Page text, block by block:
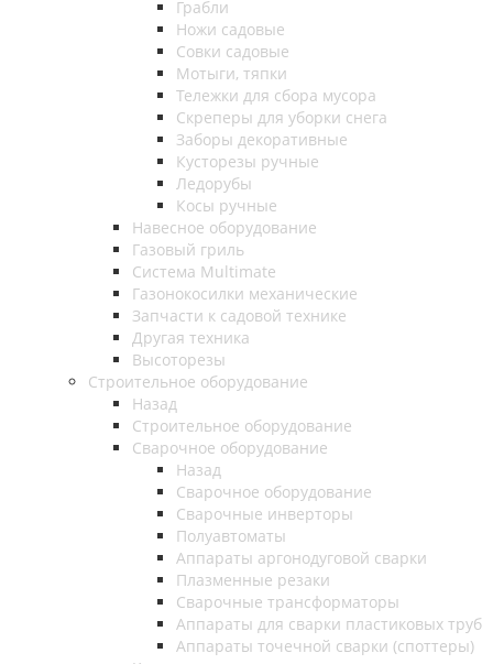
Грабли
Ножи садовые
Совки садовые
Мотыги, тяпки
Тележки для сбора мусора
Скреперы для уборки снега
Заборы декоративные
Кусторезы ручные
Ледорубы
Косы ручные
Навесное оборудование
Газовый гриль
Система Multimate
Газонокосилки механические
Запчасти к садовой технике
Другая техника
Высоторезы
Строительное оборудование
Назад
Строительное оборудование
Сварочное оборудование
Назад
Сварочное оборудование
Сварочные инверторы
Полуавтоматы
Аппараты аргонодуговой сварки
Плазменные резаки
Сварочные трансформаторы
Аппараты для сварки пластиковых труб
Аппараты точечной сварки (споттеры)